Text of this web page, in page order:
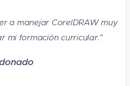
a manejar CorelDRAW muy
mi formación curricular."
⭐⭐⭐⭐⭐